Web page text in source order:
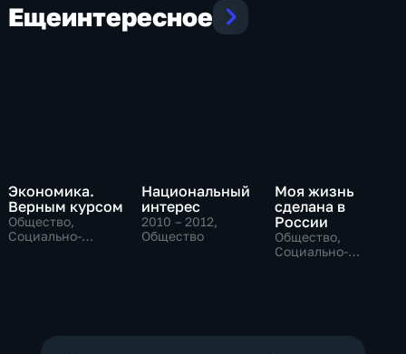
Ещеинтересное
Экономика.
Верным курсом
Общество,
Социально-
Национальный
интерес
2010 – 2012,
Общество
Моя жизнь
сделана в
России
Общество,
Социально-